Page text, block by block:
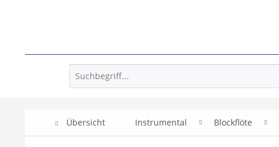
Übersicht Instrumental Blockflöte